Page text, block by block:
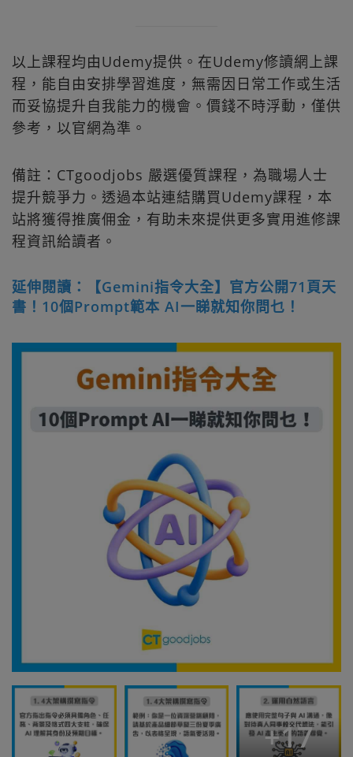
以上課程均由Udemy提供。在Udemy修讀網上課
程，能自由安排學習進度，無需因日常工作或生活
而妥協提升自我能力的機會。價錢不時浮動，僅供
參考，以官網為準。
備註：CTgoodjobs 嚴選優質課程，為職場人士
提升競爭力。透過本站連結購買Udemy課程，本
站將獲得推廣佣金，有助未來提供更多實用進修課
程資訊給讀者。
延伸閱讀：【Gemini指令大全】官方公開71頁天
書！10個Prompt範本 AI一睇就知你問乜！
+17